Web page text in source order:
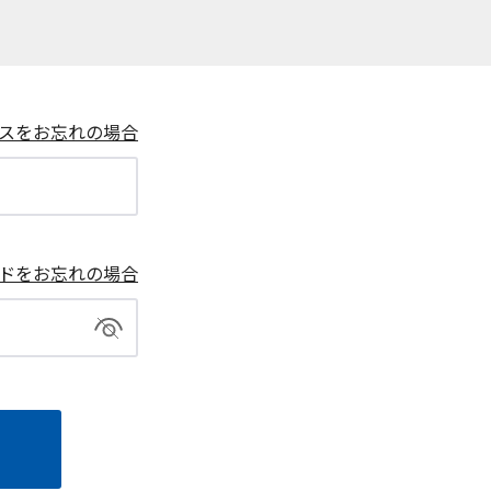
をお忘れの場合
をお忘れの場合